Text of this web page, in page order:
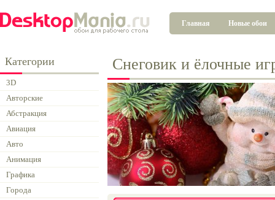
Главная Новые обои
Категории
3D
Авторские
Абстракция
Авиация
Авто
Анимация
Графика
Города
Снеговик и ёлочные